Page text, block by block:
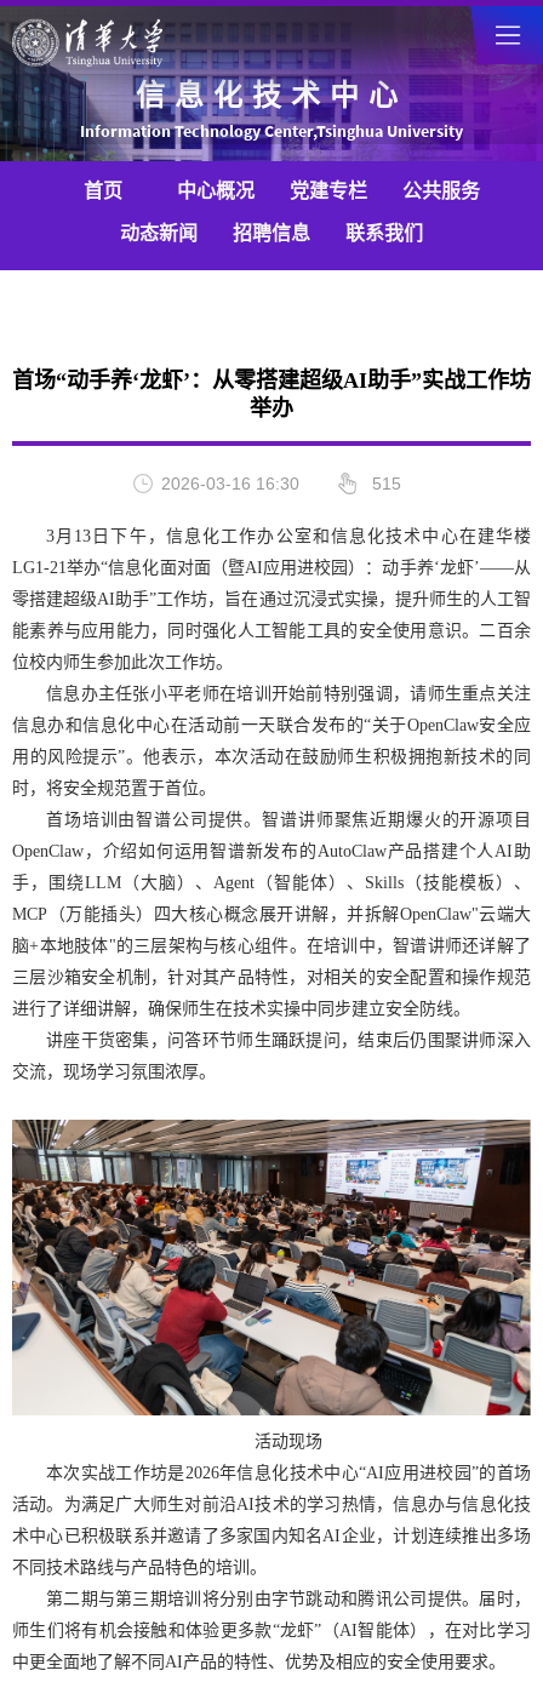
信息化技术中心
Information Technology Center,Tsinghua University
首页 中心概况 党建专栏 公共服务
动态新闻 招聘信息 联系我们
首场“动手养‘龙虾’：从零搭建超级AI助手”实战工作坊
举办
2026-03-16 16:30 515
3月13日下午，信息化工作办公室和信息化技术中心在建华楼
LG1-21举办“信息化面对面（暨AI应用进校园）：动手养‘龙虾’——从
零搭建超级AI助手”工作坊，旨在通过沉浸式实操，提升师生的人工智
能素养与应用能力，同时强化人工智能工具的安全使用意识。二百余
位校内师生参加此次工作坊。
信息办主任张小平老师在培训开始前特别强调，请师生重点关注
信息办和信息化中心在活动前一天联合发布的“关于OpenClaw安全应
用的风险提示”。他表示，本次活动在鼓励师生积极拥抱新技术的同
时，将安全规范置于首位。
首场培训由智谱公司提供。智谱讲师聚焦近期爆火的开源项目
OpenClaw，介绍如何运用智谱新发布的AutoClaw产品搭建个人AI助
手，围绕LLM（大脑）、Agent（智能体）、Skills（技能模板）、
MCP（万能插头）四大核心概念展开讲解，并拆解OpenClaw"云端大
脑+本地肢体"的三层架构与核心组件。在培训中，智谱讲师还详解了
三层沙箱安全机制，针对其产品特性，对相关的安全配置和操作规范
进行了详细讲解，确保师生在技术实操中同步建立安全防线。
讲座干货密集，问答环节师生踊跃提问，结束后仍围聚讲师深入
交流，现场学习氛围浓厚。
活动现场
本次实战工作坊是2026年信息化技术中心“AI应用进校园”的首场
活动。为满足广大师生对前沿AI技术的学习热情，信息办与信息化技
术中心已积极联系并邀请了多家国内知名AI企业，计划连续推出多场
不同技术路线与产品特色的培训。
第二期与第三期培训将分别由字节跳动和腾讯公司提供。届时，
师生们将有机会接触和体验更多款“龙虾”（AI智能体），在对比学习
中更全面地了解不同AI产品的特性、优势及相应的安全使用要求。